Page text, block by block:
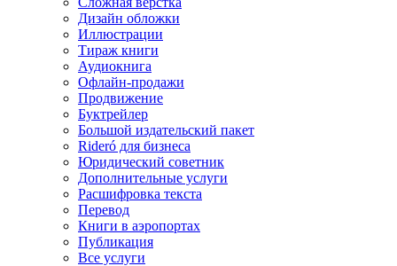
Дизайн обложки
Иллюстрации
Тираж книги
Аудиокнига
Офлайн-продажи
Продвижение
Буктрейлер
Большой издательский пакет
Rideró для бизнеса
Юридический советник
Дополнительные услуги
Расшифровка текста
Перевод
Книги в аэропортах
Публикация
Все услуги